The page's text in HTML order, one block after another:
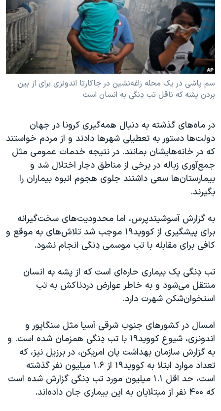
فرهنگ و زندگی
حقوق شهروندی
اقتصادی
علم و فناوری
اسرائیل در جنگ
گالری عکس
مستندها
انتخابات ریاست جمهوری آمریکا ۲۰۲۴
حمله جمهوری اسلامی به اسرائیل
رمز مهسا
ورزش زنان در ایران
اعتراضات زن، زندگی، آزادی
تریبونال مردمی آبان ۹۸
دادگاه حمید نوری
چهل سال گروگان‌گیری
قانون شفافیت دارائی کادر رهبری ایران
اسرائیل در جنگ
نرگس محمدی برنده جایزه نوبل صلح
صفحه‌های ویژه
سفر پرزیدنت ترامپ به چین
دنبال کنید
زبانهای مختلف
سم پاشی در یک محله زاغه‌نشین در جاکارتا اندونزی برای از بین
بردن پشه که ناقل تب دِنگی به انسان است
در ماه‌های گذشته به دنبال همه‌گیری کرونا در جهان
دولت‌ها دستور به تعطیلی شهر‌ها دادند و از مردم خواستند
که در خانه‌هایشان بمانند. در نتیجه خدمات عمومی مثل
جمع‌‌آوری زباله در برخی از مناطق دچار اختلال شد و
بیمارستان‌ها سعی داشتند جلوی هجوم انبوه بیماران را
بگیرند.
به گزارش آسوشیتدپرس، اما محدودیت‌های سخت‌گیرانه
برای پیشگیری از کووید۱۹ موجب شد تلاش‌های به موقع و
کافی برای مقابله با تب موسمی دِنگی انجام نشود.
تب دِنگی یک بیماری حاره‌ای است که از پشه به انسان
منتقل می‌شود و به خاطر عوارض دردناکش به تب
استخوان‌شکن شهرت دارد.
امسال در کشور‌های جنوب شرقی آسیا مثل سنگاپور و
اندونزی، شیوع کووید۱۹ با تب دِنگی همزمان شده است. و
به گزارش سازمان بهداشت پان امریکن، در برزیل نیز، که
تعداد موارد ابتلا به کووید۱۹ از ۱.۶ میلیون نفر گذشته
است، حد اقل ۱.۱ میلیون مورد تب دِنگی گزارش شده است
که ۴۰۰ نفر از مبتلایان به این بیماری جان داده‌اند.